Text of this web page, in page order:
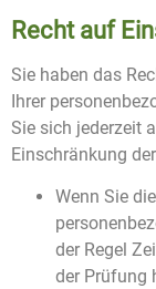
Recht auf
Sie haben das
Ihrer
Sie sich jederzeit
Einschränkung
Wenn Sie
der Regel
der Prüfung